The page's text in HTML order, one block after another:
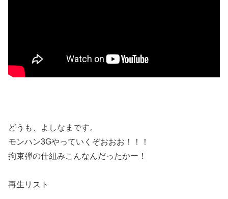
どうも、よしなまです。
モンハン3Gやっていくぞおおお！！！
拘束弾の仕組みこんなんだったかー！
再生リスト